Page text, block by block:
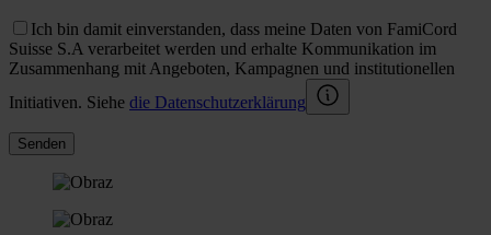
Ich bin damit einverstanden, dass meine Daten von FamiCord
Suisse S.A verarbeitet werden und erhalte Kommunikation im
Zusammenhang mit Angeboten, Kampagnen und institutionellen
Initiativen. Siehe die Datenschutzerklärung
Senden